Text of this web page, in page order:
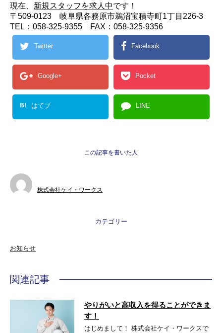
現在、 新規スタッフを求人中です！
〒509-0123 岐阜県各務原市鵜沼宝積寺町1丁目226-3
TEL：058-325-9355 FAX：058-325-9356
Twitter Facebook
Google+ Pocket
B! はてブ LINE
この記事を書いた人
株式会社ケイ・ワークス
カテゴリー
お知らせ
関連記事
やりがいと高収入を得ることができま
す！
はじめまして！ 株式会社ケイ・ワークスで